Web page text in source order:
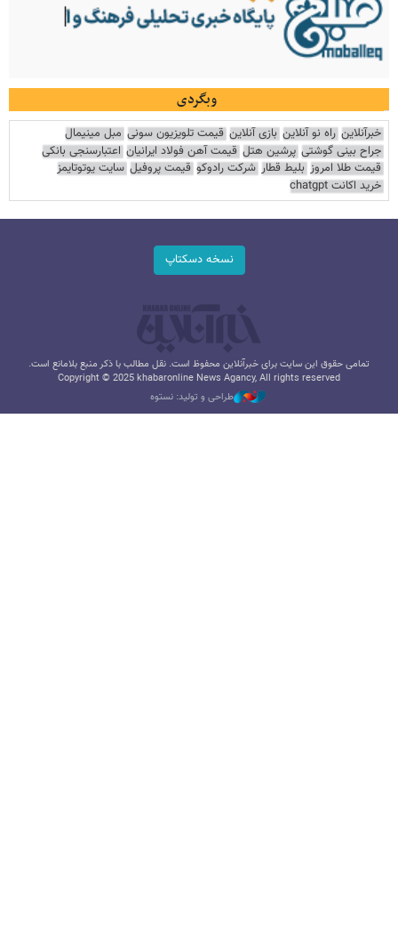
وبگردی
خبرآنلاین راه نو آنلاین بازی آنلاین قیمت تلویزیون سونی مبل مینیمال
جراح بینی گوشتی پرشین هتل قیمت آهن فولاد ایرانیان اعتبارسنجی بانکی
قیمت طلا امروز بلیط قطار شرکت رادوکو قیمت پروفیل سایت یوتوتایمز
خرید اکانت chatgpt
نسخه دسکتاپ
تمامی حقوق این سایت برای خبرآنلاین محفوظ است. نقل مطالب با ذکر منبع بلامانع است.
Copyright © 2025 khabaronline News Agancy, All rights reserved
طراحی و تولید: نستوه